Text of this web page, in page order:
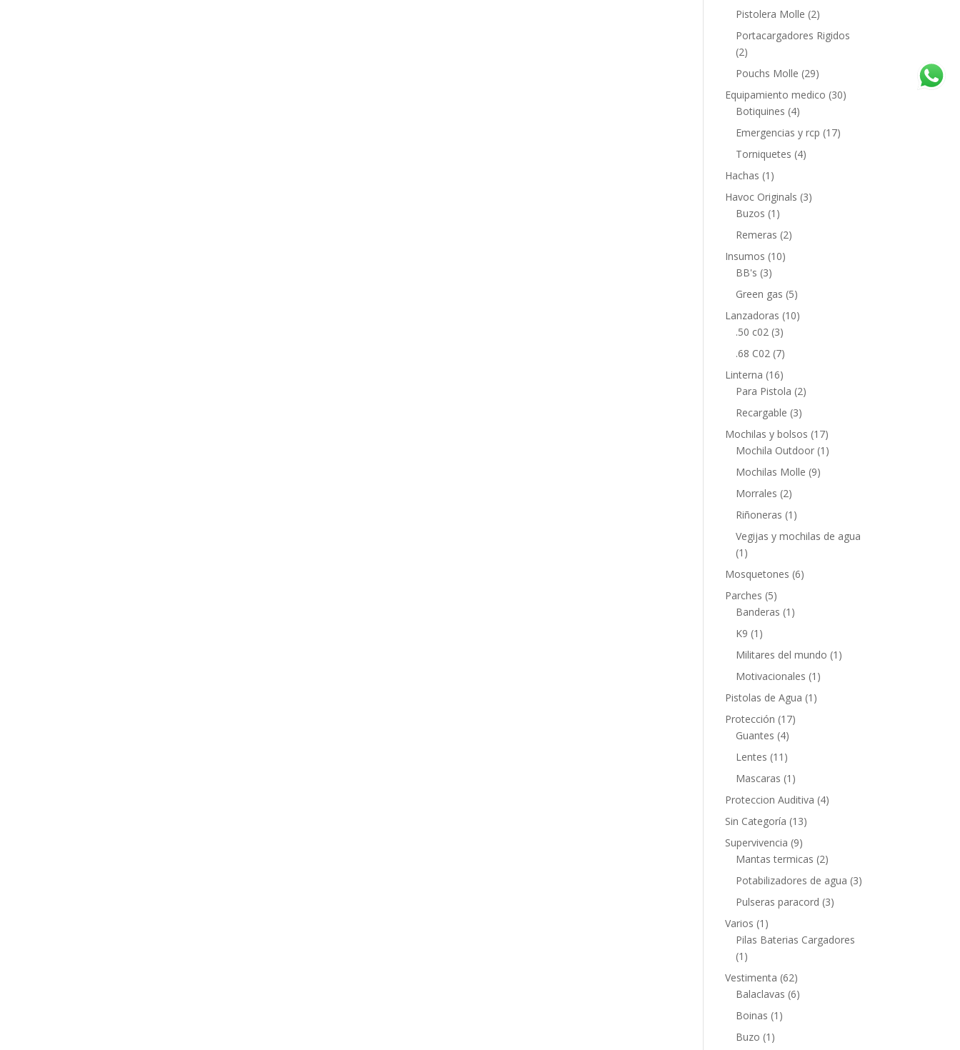
Pistolera Molle (2)
Portacargadores Rigidos
(2)
Pouchs Molle (29)
Equipamiento medico (30)
Botiquines (4)
Emergencias y rcp (17)
Torniquetes (4)
Hachas (1)
Havoc Originals (3)
Buzos (1)
Remeras (2)
Insumos (10)
BB's (3)
Green gas (5)
Lanzadoras (10)
.50 c02 (3)
.68 C02 (7)
Linterna (16)
Para Pistola (2)
Recargable (3)
Mochilas y bolsos (17)
Mochila Outdoor (1)
Mochilas Molle (9)
Morrales (2)
Riñoneras (1)
Vegijas y mochilas de agua
(1)
Mosquetones (6)
Parches (5)
Banderas (1)
K9 (1)
Militares del mundo (1)
Motivacionales (1)
Pistolas de Agua (1)
Protección (17)
Guantes (4)
Lentes (11)
Mascaras (1)
Proteccion Auditiva (4)
Sin Categoría (13)
Supervivencia (9)
Mantas termicas (2)
Potabilizadores de agua (3)
Pulseras paracord (3)
Varios (1)
Pilas Baterias Cargadores
(1)
Vestimenta (62)
Balaclavas (6)
Boinas (1)
Buzo (1)